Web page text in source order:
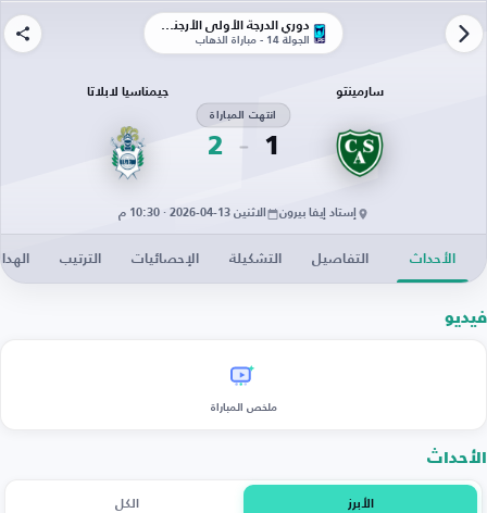
دوري الدرجة الأولى الأرجنتيني
الجولة 14 - مباراة الذهاب
سارمينتو
1
انتهت المباراة
2
جيمناسيا لابلاتا
إستاد إيفا بيرون الاثنين 13-04-2026 · 10:30 م
الأحداث التفاصيل التشكيلة الإحصائيات الترتيب
فيديو
ملخص المباراة
الأحداث
الأبرز الكل